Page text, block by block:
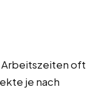
Arbeitszeiten oft
je nach